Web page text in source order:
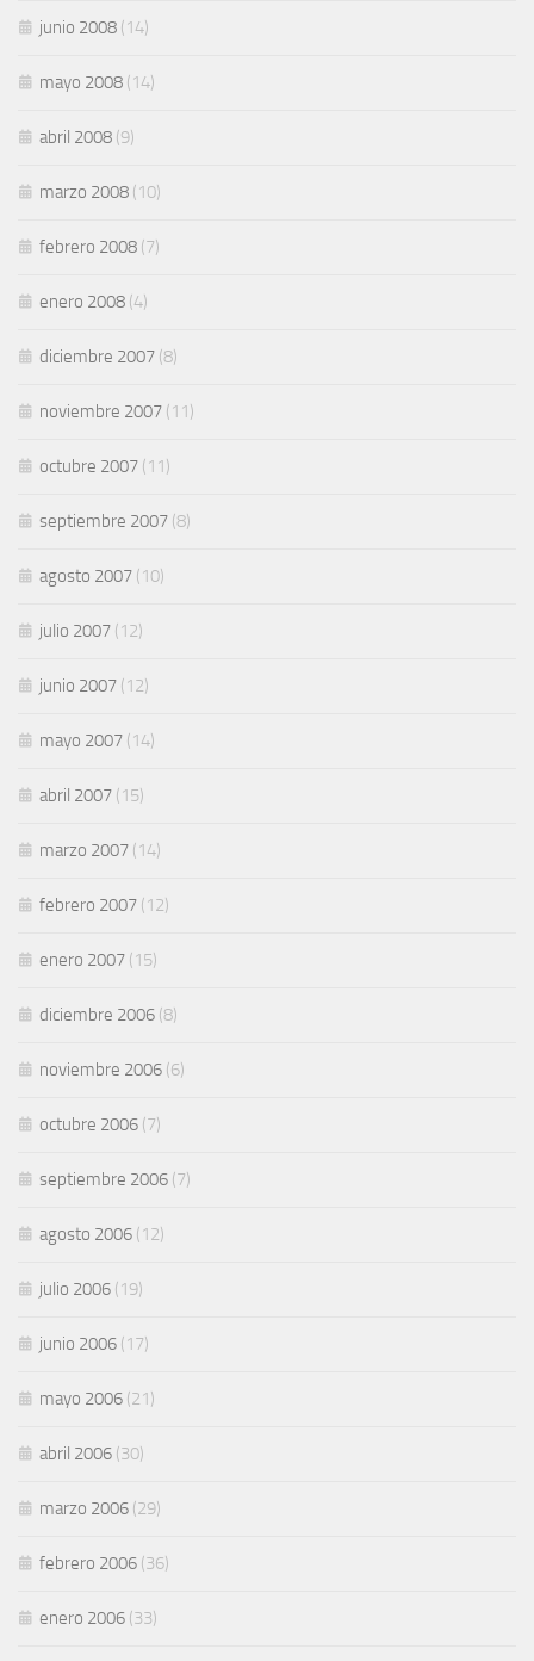
junio 2008 (14)
mayo 2008 (14)
abril 2008 (9)
marzo 2008 (10)
febrero 2008 (7)
enero 2008 (4)
diciembre 2007 (8)
noviembre 2007 (11)
octubre 2007 (11)
septiembre 2007 (8)
agosto 2007 (10)
julio 2007 (12)
junio 2007 (12)
mayo 2007 (14)
abril 2007 (15)
marzo 2007 (14)
febrero 2007 (12)
enero 2007 (15)
diciembre 2006 (8)
noviembre 2006 (6)
octubre 2006 (7)
septiembre 2006 (7)
agosto 2006 (12)
julio 2006 (19)
junio 2006 (17)
mayo 2006 (21)
abril 2006 (30)
marzo 2006 (29)
febrero 2006 (36)
enero 2006 (33)